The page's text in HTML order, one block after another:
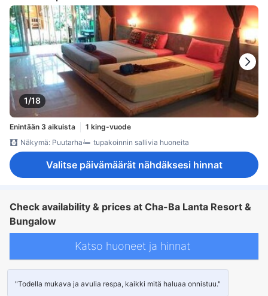
1/18
Enintään 3 aikuista
1 king-vuode
Näkymä: Puutarha
tupakoinnin sallivia huoneita
Valitse päivämäärät nähdäksesi hinnat
Check availability & prices at Cha-Ba Lanta Resort &
Bungalow
Katso huoneet ja hinnat
"Todella mukava ja avulia respa, kaikki mitä haluaa onnistuu."